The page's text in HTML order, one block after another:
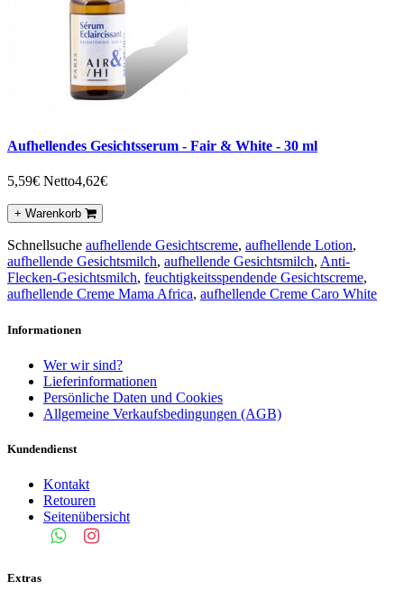
Aufhellendes Gesichtsserum - Fair & White - 30 ml
5,59€ Netto4,62€
+ Warenkorb
Schnellsuche aufhellende Gesichtscreme, aufhellende Lotion,
aufhellende Gesichtsmilch, aufhellende Gesichtsmilch, Anti-
Flecken-Gesichtsmilch, feuchtigkeitsspendende Gesichtscreme,
aufhellende Creme Mama Africa, aufhellende Creme Caro White
Informationen
Wer wir sind?
Lieferinformationen
Persönliche Daten und Cookies
Allgemeine Verkaufsbedingungen (AGB)
Kundendienst
Kontakt
Retouren
Seitenübersicht
Extras